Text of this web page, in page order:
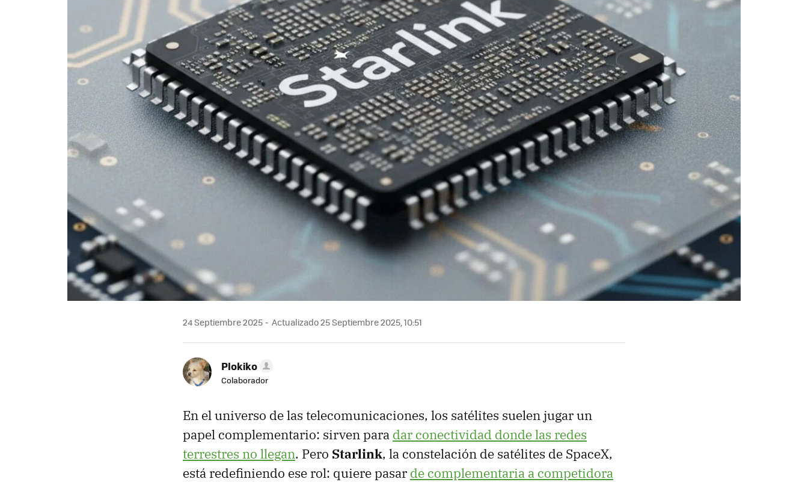
24 Septiembre 2025 Actualizado 25 Septiembre 2025, 10:51
Plokiko
Colaborador
En el universo de las telecomunicaciones, los satélites suelen jugar un
papel complementario: sirven para dar conectividad donde las redes
terrestres no llegan. Pero Starlink, la constelación de satélites de SpaceX,
está redefiniendo ese rol: quiere pasar de complementaria a competidora